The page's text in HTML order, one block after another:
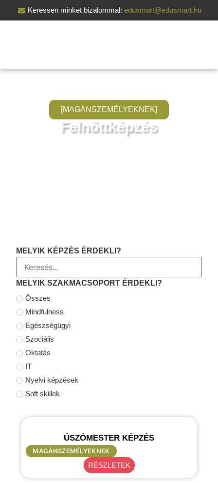
Keressen minket bizalommal:edusmart@edusmart.hu
[MAGÁNSZEMÉLYEKNEK]
Felnőttképzés
Fejlessze magát és építse jövőjét az EduSmart
MELYIK KÉPZÉS ÉRDEKLI?
MELYIK SZAKMACSOPORT ÉRDEKLI?
Összes
Mindfulness
Egészségügyi
Szociális
Oktatás
IT
Nyelvi képzések
Soft skillek
ÚSZÓMESTER KÉPZÉS
MAGÁNSZEMÉLYEKNEK
RÉSZLETEK